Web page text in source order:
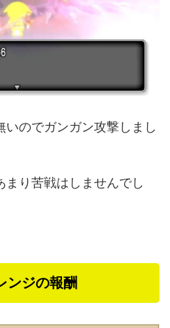
のでガンガン攻撃しまし
り苦戦はしませんでし
ンジの報酬